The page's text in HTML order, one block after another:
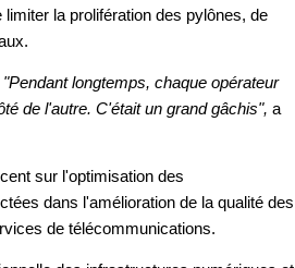
la prolifération des pylônes, de
"Pendant longtemps, chaque opérateur
de l'autre. C'était un grand gâchis", a
sur l'optimisation des
dans l'amélioration de la qualité des
de télécommunications.